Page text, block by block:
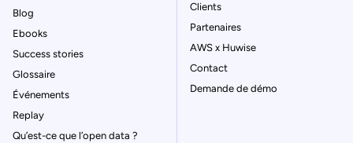
Blog
Ebooks
Success stories
Glossaire
Événements
Replay
Qu’est-ce que l’open data ?
Clients
Partenaires
AWS x Huwise
Contact
Demande de démo